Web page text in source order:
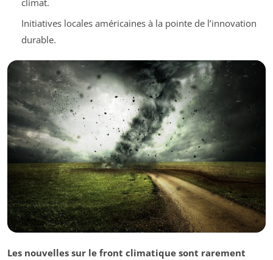
Initiatives locales américaines à la pointe de l’innovation
durable.
Les nouvelles sur le front climatique sont rarement